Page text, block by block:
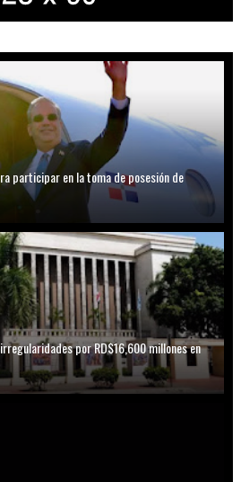
participar en la toma de posesión de
por RD$16,600 millones en